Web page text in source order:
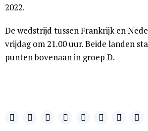
2022.
De wedstrijd tussen Frankrijk en
vrijdag om 21.00 uur. Beide landen
punten bovenaan in groep D.